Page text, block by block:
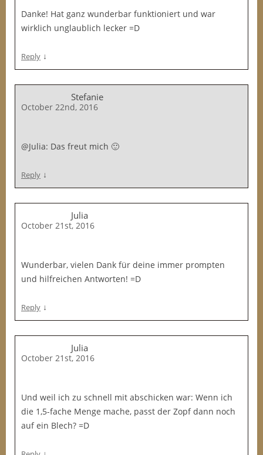
Danke! Hat ganz wunderbar funktioniert und war
wirklich unglaublich lecker =D
Reply ↓
Stefanie
October 22nd, 2016
@Julia: Das freut mich 🙂
Reply ↓
Julia
October 21st, 2016
Wunderbar, vielen Dank für deine immer prompten
und hilfreichen Antworten! =D
Reply ↓
Julia
October 21st, 2016
Und weil ich zu schnell mit abschicken war: Wenn ich
die 1,5-fache Menge mache, passt der Zopf dann noch
auf ein Blech? =D